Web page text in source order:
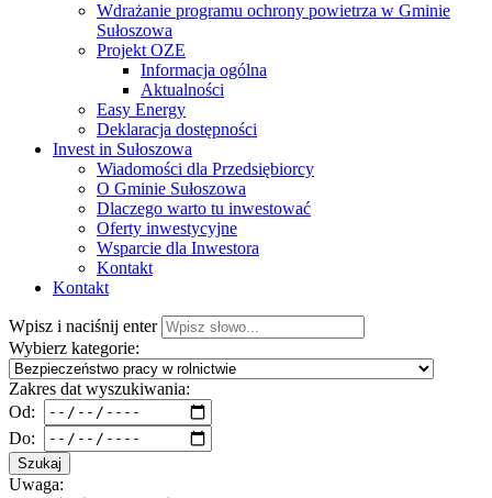
Wdrażanie programu ochrony powietrza w Gminie
Sułoszowa
Projekt OZE
Informacja ogólna
Aktualności
Easy Energy
Deklaracja dostępności
Invest in Sułoszowa
Wiadomości dla Przedsiębiorcy
O Gminie Sułoszowa
Dlaczego warto tu inwestować
Oferty inwestycyjne
Wsparcie dla Inwestora
Kontakt
Kontakt
Wpisz i naciśnij enter
Wybierz kategorie:
Zakres dat wyszukiwania:
Od:
Do:
Szukaj
Uwaga: